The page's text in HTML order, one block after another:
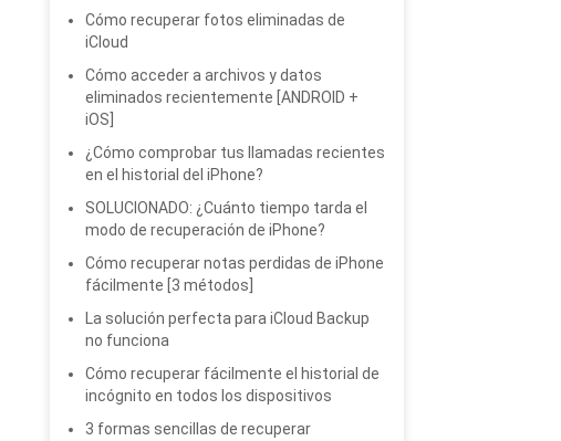
Cómo recuperar fotos eliminadas de
iCloud
Cómo acceder a archivos y datos
eliminados recientemente [ANDROID +
iOS]
¿Cómo comprobar tus llamadas recientes
en el historial del iPhone?
SOLUCIONADO: ¿Cuánto tiempo tarda el
modo de recuperación de iPhone?
Cómo recuperar notas perdidas de iPhone
fácilmente [3 métodos]
La solución perfecta para iCloud Backup
no funciona
Cómo recuperar fácilmente el historial de
incógnito en todos los dispositivos
3 formas sencillas de recuperar